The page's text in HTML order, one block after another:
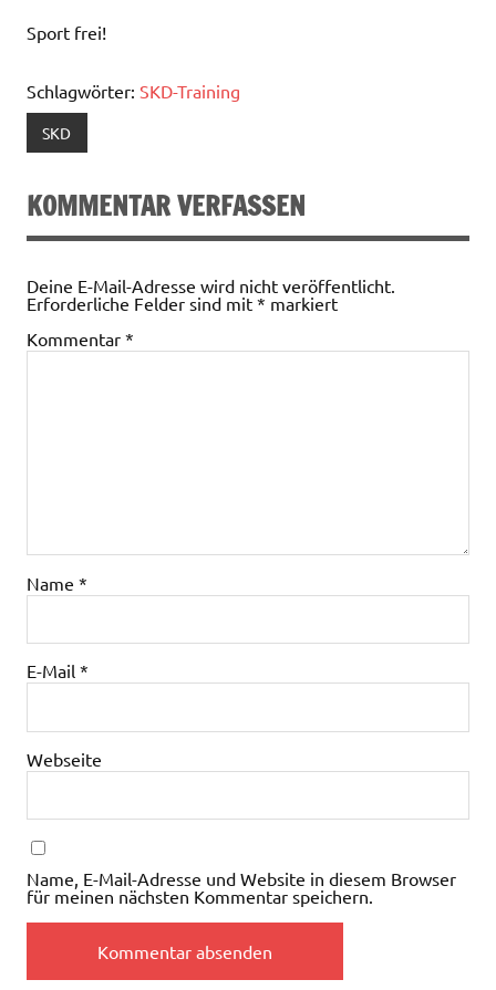
Sport frei!
Schlagwörter: SKD-Training
SKD
KOMMENTAR VERFASSEN
Deine E-Mail-Adresse wird nicht veröffentlicht.
Erforderliche Felder sind mit * markiert
Kommentar *
Name *
E-Mail *
Webseite
Name, E-Mail-Adresse und Website in diesem Browser
für meinen nächsten Kommentar speichern.